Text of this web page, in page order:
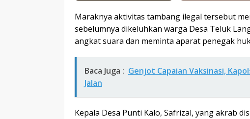
Maraknya aktivitas tambang ilegal tersebut
sebelumnya dikeluhkan warga Desa Teluk
angkat suara dan meminta aparat penegak
Baca Juga : Genjot Capaian Vaksinasi,
Jalan
Kepala Desa Punti Kalo, Safrizal, yang akrab